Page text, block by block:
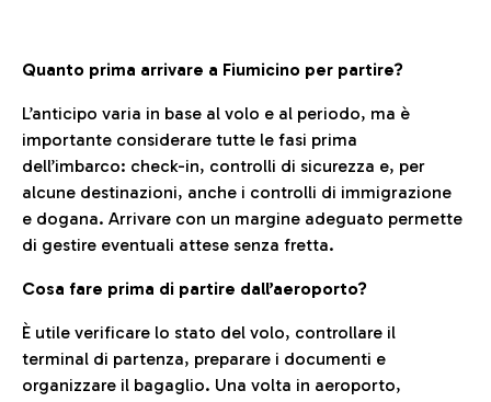
Quanto prima arrivare a Fiumicino per partire?
L’anticipo varia in base al volo e al periodo, ma è
importante considerare tutte le fasi prima
dell’imbarco: check-in, controlli di sicurezza e, per
alcune destinazioni, anche i controlli di immigrazione
e dogana. Arrivare con un margine adeguato permette
di gestire eventuali attese senza fretta.
Cosa fare prima di partire dall’aeroporto?
È utile verificare lo stato del volo, controllare il
terminal di partenza, preparare i documenti e
organizzare il bagaglio. Una volta in aeroporto,